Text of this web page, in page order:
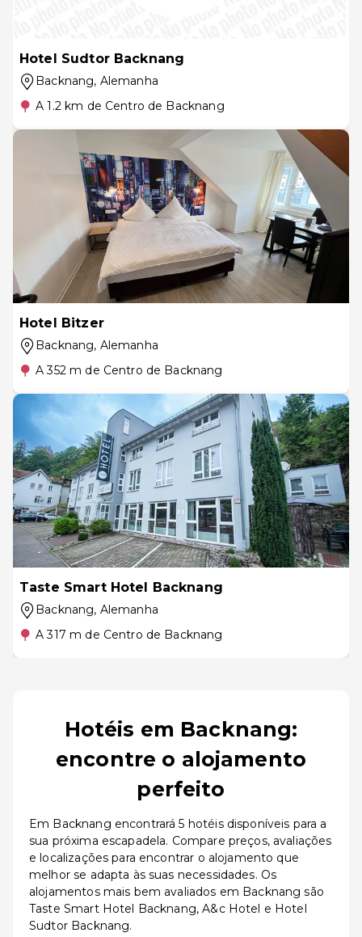
Hotel Sudtor Backnang
Backnang, Alemanha
A 1.2 km de Centro de Backnang
Hotel Bitzer
Backnang, Alemanha
A 352 m de Centro de Backnang
Taste Smart Hotel Backnang
Backnang, Alemanha
A 317 m de Centro de Backnang
Hotéis em Backnang:
encontre o alojamento
perfeito
Em Backnang encontrará 5 hotéis disponíveis para a
sua próxima escapadela. Compare preços, avaliações
e localizações para encontrar o alojamento que
melhor se adapta às suas necessidades. Os
alojamentos mais bem avaliados em Backnang são
Taste Smart Hotel Backnang, A&c Hotel e Hotel
Sudtor Backnang.